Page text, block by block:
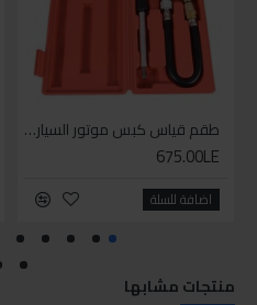
طقم قياس كبس موتور السياره 3 ق
675.00LE
اضافة للسلة
منتجات مشابها